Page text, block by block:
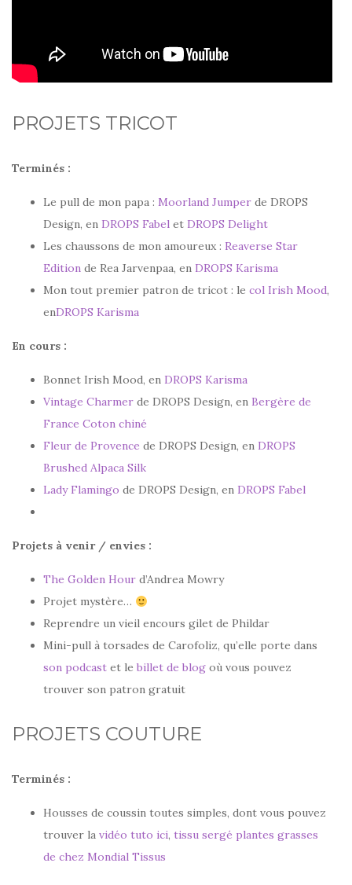
PROJETS TRICOT
Terminés :
Le pull de mon papa : Moorland Jumper de DROPS
Design, en DROPS Fabel et DROPS Delight
Les chaussons de mon amoureux : Reaverse Star
Edition de Rea Jarvenpaa, en DROPS Karisma
Mon tout premier patron de tricot : le col Irish Mood,
enDROPS Karisma
En cours :
Bonnet Irish Mood, en DROPS Karisma
Vintage Charmer de DROPS Design, en Bergère de
France Coton chiné
Fleur de Provence de DROPS Design, en DROPS
Brushed Alpaca Silk
Lady Flamingo de DROPS Design, en DROPS Fabel
Projets à venir / envies :
The Golden Hour d’Andrea Mowry
Projet mystère…
Reprendre un vieil encours gilet de Phildar
Mini-pull à torsades de Carofoliz, qu’elle porte dans
son podcast et le billet de blog où vous pouvez
trouver son patron gratuit
PROJETS COUTURE
Terminés :
Housses de coussin toutes simples, dont vous pouvez
trouver la vidéo tuto ici, tissu sergé plantes grasses
de chez Mondial Tissus